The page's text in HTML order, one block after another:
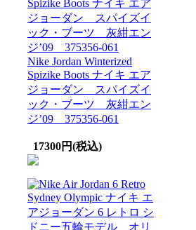
Nike Jordan Winterized
Spizike Boots ナイキ エア
ジョーダン スパイズイ
ック・ブーツ 灰紺エン
ジ’09 375356-061
17300円(税込)